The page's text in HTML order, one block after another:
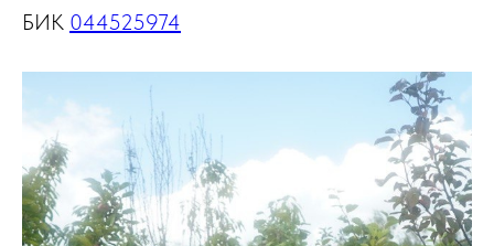
БИК 044525974